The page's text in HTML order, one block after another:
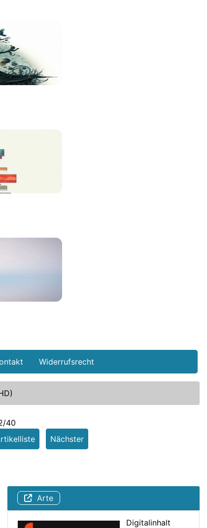
Widerrufsrecht
40
Nächster
Arte
Digitalinhalt